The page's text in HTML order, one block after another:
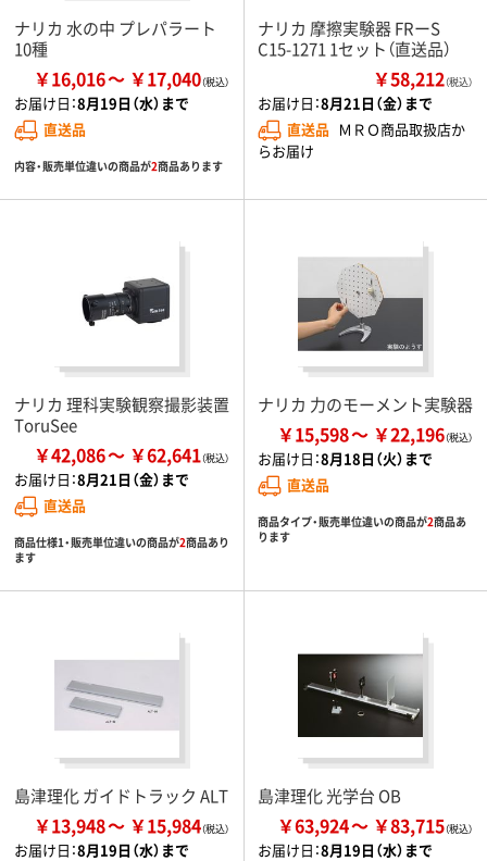
ナリカ 水の中 プレパラート
10種
￥16,016 ￥17,040
お届け日：8月19日（水）まで
直送品
内容・販売単位違いの商品が2商品あります
ナリカ 摩擦実験器 FRーS
C15-1271 1セット（直送品）
￥58,212（税込）
お届け日：8月21日（金）まで
直送品 ＭＲＯ商品取扱店か
らお届け
ナリカ 理科実験観察撮影装置
ToruSee
￥42,086 ￥62,641
お届け日：8月21日（金）まで
直送品
商品仕様1・販売単位違いの商品が2商品あり
ます
ナリカ 力のモーメント実験器
￥15,598 ￥22,196
お届け日：8月18日（火）まで
直送品
商品タイプ・販売単位違いの商品が2商品あ
ります
島津理化 ガイドトラック ALT
￥13,948 ￥15,984
お届け日：8月19日（水）まで
島津理化 光学台 OB
￥63,924 ￥83,715
お届け日：8月19日（水）まで